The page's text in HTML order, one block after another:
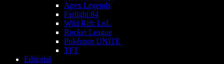
Apex Legends
Farlight 84
Wild Rift: LoL
Rocket League
Pokémon UNITE
TFT
Editorial